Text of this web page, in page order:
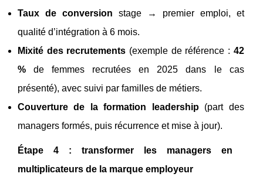
Taux de conversion stage → premier emploi, et
qualité d’intégration à 6 mois.
Mixité des recrutements (exemple de référence : 42
% de femmes recrutées en 2025 dans le cas
présenté), avec suivi par familles de métiers.
Couverture de la formation leadership(part des
managers formés, puis récurrence et mise à jour).
Étape 4 : transformer les managers en
multiplicateurs de la marque employeur